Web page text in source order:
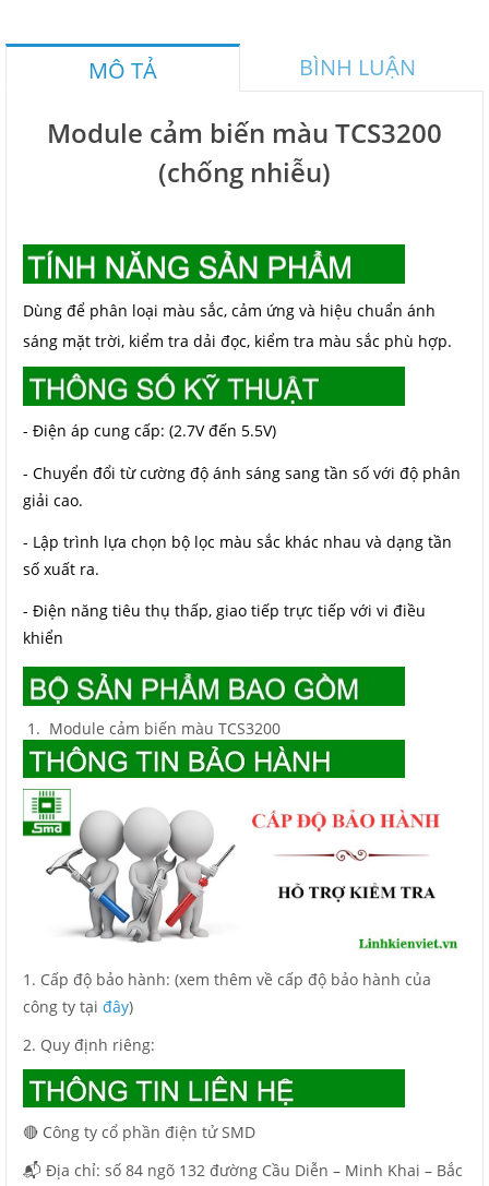
MÔ TẢ BÌNH LUẬN
Module cảm biến màu TCS3200
(chống nhiễu)
Dùng để phân loại màu sắc, cảm ứng và hiệu chuẩn ánh
sáng mặt trời, kiểm tra dải đọc, kiểm tra màu sắc phù hợp.
- Điện áp cung cấp: (2.7V đến 5.5V)
- Chuyển đổi từ cường độ ánh sáng sang tần số với độ phân
giải cao.
- Lập trình lựa chọn bộ lọc màu sắc khác nhau và dạng tần
số xuất ra.
- Điện năng tiêu thụ thấp, giao tiếp trực tiếp với vi điều
khiển
Module cảm biến màu TCS3200
1. Cấp độ bảo hành: (xem thêm về cấp độ bảo hành của
công ty tại đây)
2. Quy định riêng:
🔴 Công ty cổ phần điện tử SMD
📬 Địa chỉ: số 84 ngõ 132 đường Cầu Diễn – Minh Khai – Bắc